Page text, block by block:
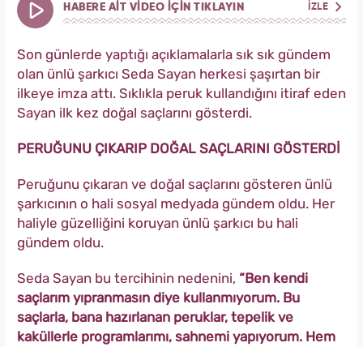
HABERE AİT VİDEO İÇİN TIKLAYIN İZLE
Son günlerde yaptığı açıklamalarla sık sık gündem
olan ünlü şarkıcı Seda Sayan herkesi şaşırtan bir
ilkeye imza attı. Sıklıkla peruk kullandığını itiraf eden
Sayan ilk kez doğal saçlarını gösterdi.
PERUĞUNU ÇIKARIP DOĞAL SAÇLARINI GÖSTERDİ
Peruğunu çıkaran ve doğal saçlarını gösteren ünlü
şarkıcının o hali sosyal medyada gündem oldu. Her
haliyle güzelliğini koruyan ünlü şarkıcı bu hali
gündem oldu.
Seda Sayan bu tercihinin nedenini, “Ben kendi
saçlarım yıpranmasın diye kullanmıyorum. Bu
saçlarla, bana hazırlanan peruklar, tepelik ve
kaküllerle programlarımı, sahnemi yapıyorum. Hem